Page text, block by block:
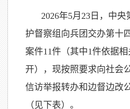
2026年5月23日，中
护督察组向兵团交办第十
案件11件（其中1件依据
开），现按照要求向社会
信访举报转办和边督边改
（见下表）。